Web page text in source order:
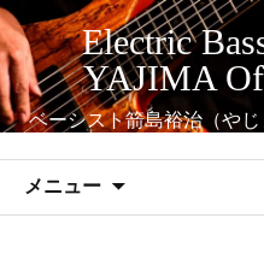
コ
ン
テ
ン
ツ
へ
Electric
YAJIMA
ベーシスト箭島裕治（や
メニュー